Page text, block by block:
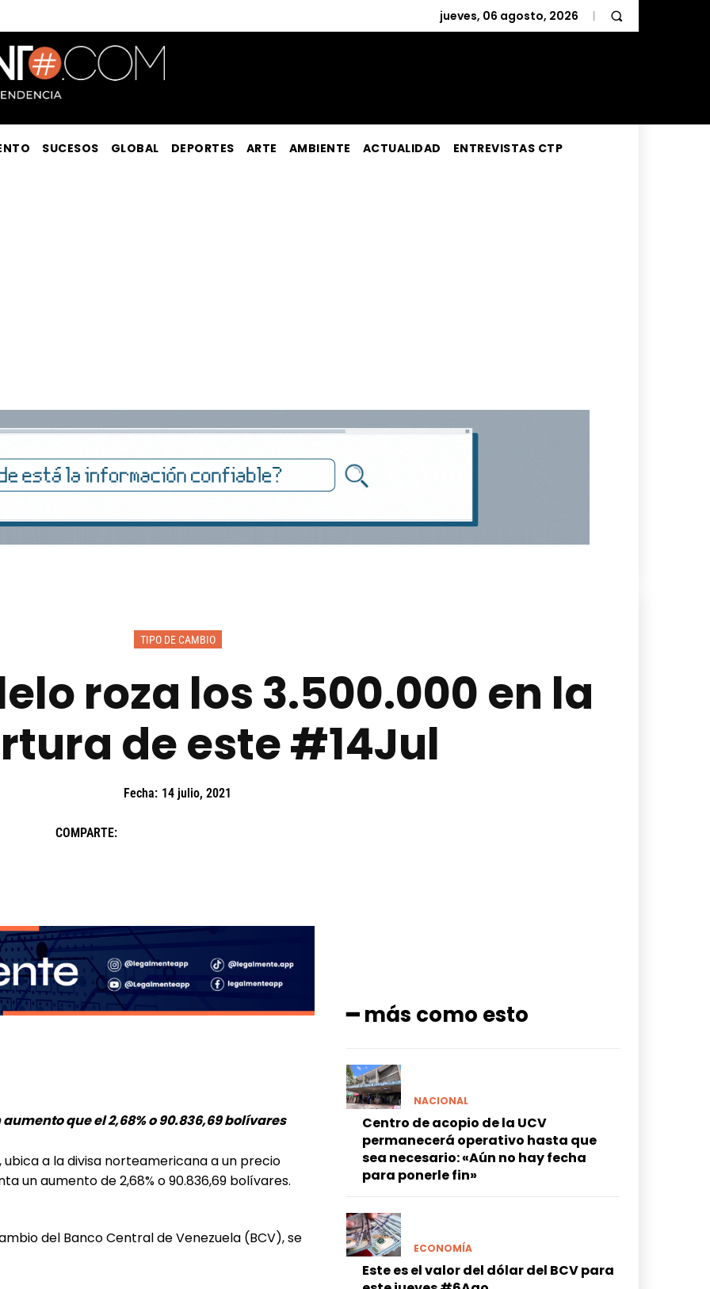
jueves, 06 agosto, 2026
SUCESOS GLOBAL DEPORTES ARTE AMBIENTE ACTUALIDAD ENTREVISTAS CTP
TIPO DE CAMBIO
roza los 3.500.000 en la
de este #14Jul
Fecha: 14 julio, 2021
COMPARTE:
que el 2,68% o 90.836,69 bolívares
ubica a la divisa norteamericana a un precio
un aumento de 2,68% o 90.836,69 bolívares.
del Banco Central de Venezuela (BCV), se
━ más como esto
NACIONAL
Centro de acopio de la UCV
permanecerá operativo hasta que
sea necesario: «Aún no hay fecha
para ponerle fin»
ECONOMÍA
Este es el valor del dólar del BCV para